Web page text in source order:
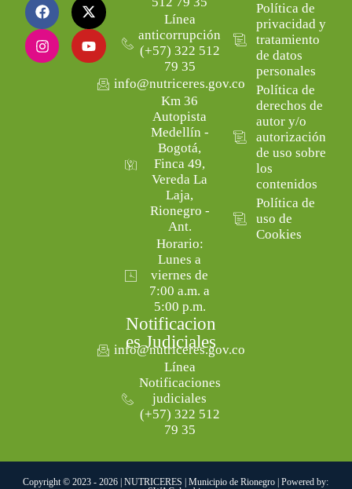
Línea
anticorrupción
(+57) 322 512
79 35
info@nutriceres.gov.co
Km 36
Autopista
Medellín -
Bogotá,
Finca 49,
Vereda La
Laja,
Rionegro -
Ant.
Horario:
Lunes a
viernes de
7:00 a.m. a
5:00 p.m.
Notificacion
es Judiciales
info@nutriceres.gov.co
Línea
Notificaciones
judiciales
(+57) 322 512
79 35
Política de
privacidad y
tratamiento
de datos
personales
Política de
derechos de
autor y/o
autorización
de uso sobre
los
contenidos
Política de
uso de
Cookies
Copyright © 2023 - 2026 | NUTRICERES | Municipio de Rionegro | Powered by: